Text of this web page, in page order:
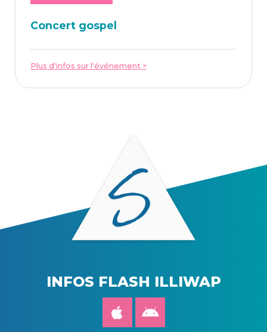
Concert gos­pel
Plus d'infos sur l'événement >
INFOS FLASH ILLIWAP